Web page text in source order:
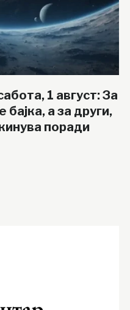
1 август: За
а за други,
поради